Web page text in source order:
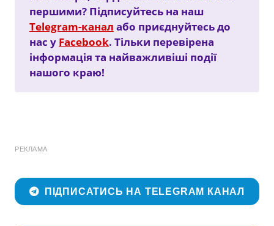
першими? Підписуйтесь на наш
Telegram-канал або приєднуйтесь до
нас у Facebook. Тільки перевірена
інформація та найважливіші події
нашого краю!
РЕКЛАМА
ПІДПИСАТИСЬ НА TELEGRAM КАНАЛ